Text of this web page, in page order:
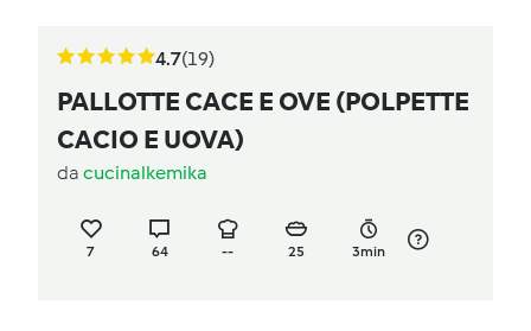
4.7(19)
PALLOTTE CACE E OVE (POLPETTE
CACIO E UOVA)
da cucinalkemika
7 64 -- 25 3min